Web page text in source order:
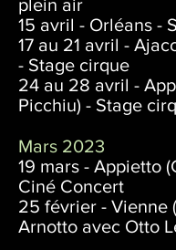
plein air
15 avril - Orléans -
17 au 21 avril -
- Stage cirque
24 au 28 avril -
Picchiu) - Stage
Mars 2023
19 mars - Appietto
Ciné Concert
25 février - Vienne
Arnotto avec Otto